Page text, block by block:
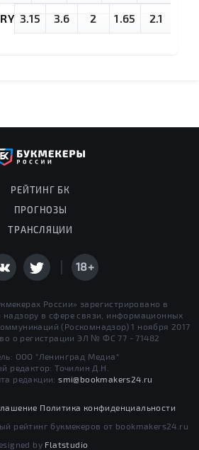
3.15 3.6 2 1.65 2.1
РЕЙТИНГ БК
ПРОГНОЗЫ
ТРАНСЛЯЦИИ
18+
России» зарегистрировано в
в сфере связи, информационных
(Роскомнадзор) 1 ноября 2017
о регистрации ЭЛ № ФС 77 - 71482
ООО "Ленинград Медиа"
редактор: Точилин Д.Н.
редакции:smi@bookmakers24.ru
Политика конфиденциальности
рейтинг букмекеров от bookmakers24.ru
by Flatstudio